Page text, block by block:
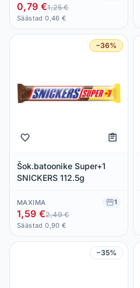
0,79 €1,25 €
Säästad 0,46 €
−36%
Šok.batoonike Super+1
SNICKERS 112.5g
MAXIMA 1
1,59 €2,49 €
Säästad 0,90 €
−35%